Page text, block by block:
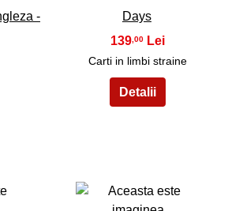
-
Days
139,00
Carti in limbi straine